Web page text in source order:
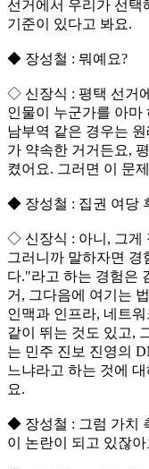
선거에서 우리가 선택
기준이 있다고 봐요.
◆ 장성철 : 뭐예요?
◇ 신장식 : 평택 선거
인물이 누군가를 아마
남부역 같은 경우는
가 약속한 거거든요,
켰어요. 그러면 이 문
◆ 장성철 : 집권 여당
◇ 신장식 : 아니, 그게
그러니까 말하자면
다."라고 하는 경험은
거, 그다음에 여기는
인맥과 인프라, 네트
같이 뛰는 것도 있고,
는 민주 진보 진영의
느냐라고 하는 것에
요.
◆ 장성철 : 그럼 가치
이 논란이 되고 있잖아